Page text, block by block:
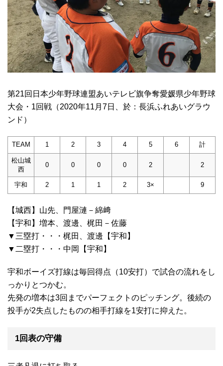
第21回日本少年野球連盟あいテレビ旗争奪愛媛県少年野球
大会・1回戦（2020年11月7日、於：長浜ふれあいグラウ
ンド）
TEAM 1 2 3 4 5 6 計
松山城
西
0 0 0 0 2 2
宇和 2 1 1 2 3× 9
【城西】山先、門屋漣－綿﨑
【宇和】増本、渡邊、梶田－佐藤
▼三塁打・・・梶田、渡邊【宇和】
▼二塁打・・・中岡【宇和】
宇和ボーイズ打線は毎回得点（10安打）で試合の流れをし
っかりとつかむ。
先発の増本は3回までパーフェクトのピッチング。後続の
投手が2失点したものの相手打線を1安打に抑えた。
1回表の守備